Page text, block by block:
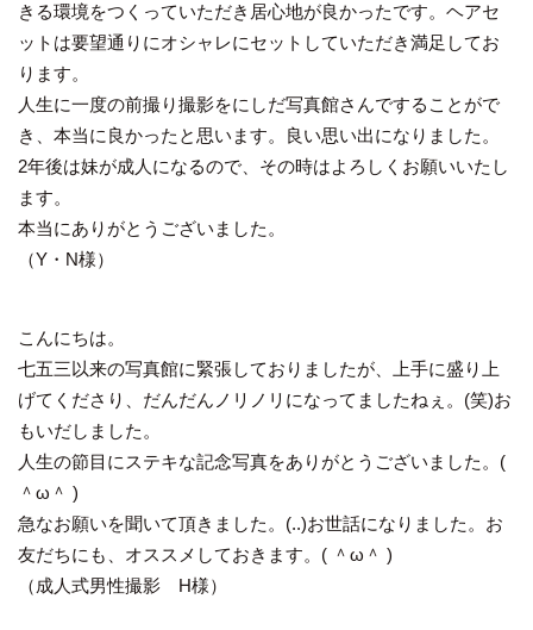
きる環境をつくっていただき居心地が良かったです。ヘアセ
ットは要望通りにオシャレにセットしていただき満足してお
ります。
人生に一度の前撮り撮影をにしだ写真館さんですることがで
き、本当に良かったと思います。良い思い出になりました。
2年後は妹が成人になるので、その時はよろしくお願いいたし
ます。
本当にありがとうございました。
（Y・N様）
こんにちは。
七五三以来の写真館に緊張しておりましたが、上手に盛り上
げてくださり、だんだんノリノリになってましたねぇ。(笑)お
もいだしました。
人生の節目にステキな記念写真をありがとうございました。(
＾ω＾ )
急なお願いを聞いて頂きました。 (..)お世話になりました。お
友だちにも、オススメしておきます。( ＾ω＾ )
（成人式男性撮影 H様）